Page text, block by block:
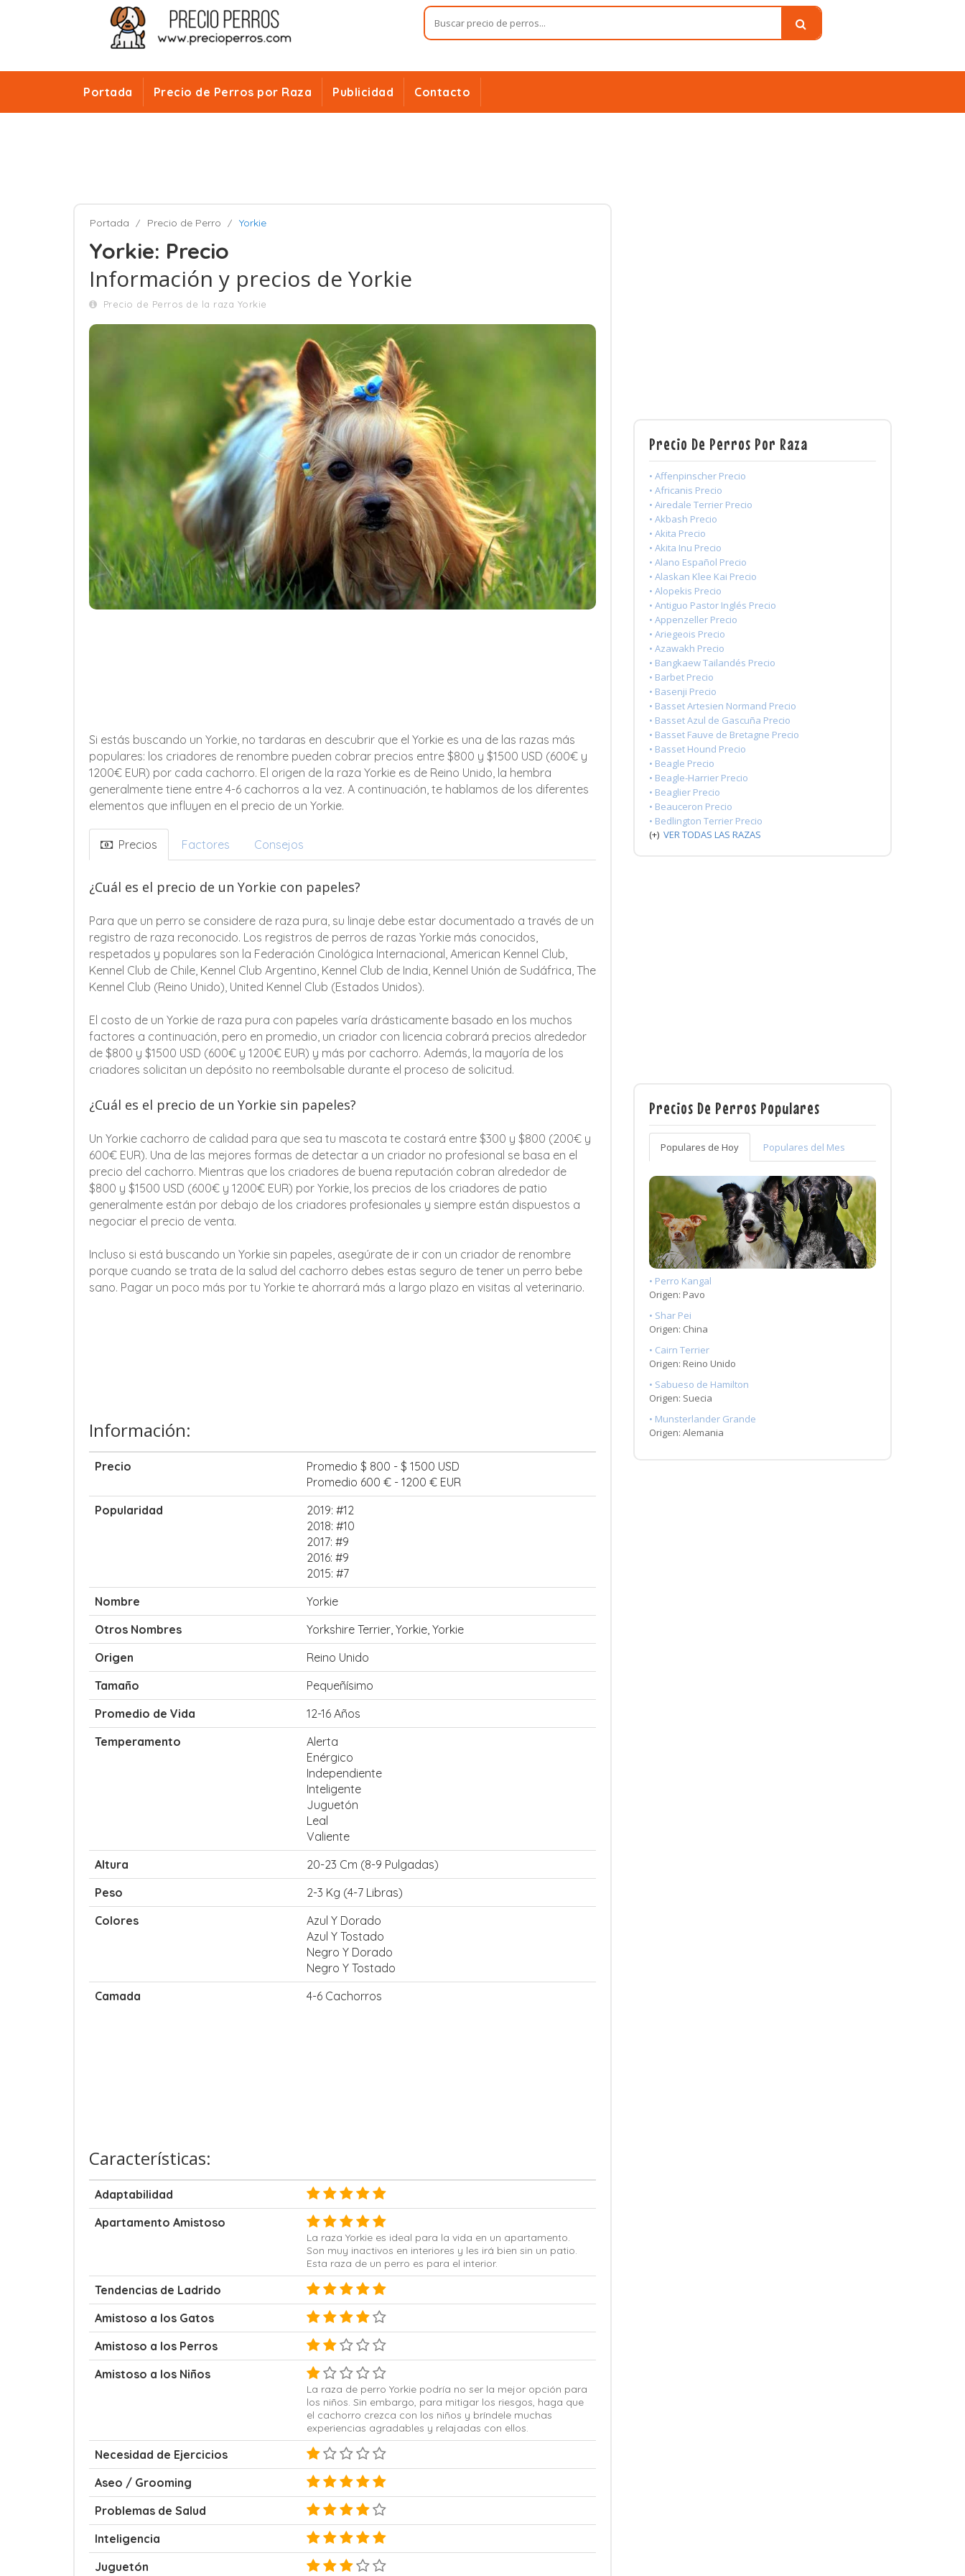
Portada Precio de Perros por Raza Publicidad Contacto
Portada Precio de Perro Yorkie
Yorkie: Precio
Información y precios de Yorkie
Precio de Perros de la raza Yorkie
Si estás buscando un Yorkie, no tardaras en descubrir que el Yorkie es una de las razas más
populares: los criadores de renombre pueden cobrar precios entre $800 y $1500 USD (600€ y
1200€ EUR) por cada cachorro. El origen de la raza Yorkie es de Reino Unido, la hembra
generalmente tiene entre 4-6 cachorros a la vez. A continuación, te hablamos de los diferentes
elementos que influyen en el precio de un Yorkie.
Precios Factores Consejos
¿Cuál es el precio de un Yorkie con papeles?
Para que un perro se considere de raza pura, su linaje debe estar documentado a través de un
registro de raza reconocido. Los registros de perros de razas Yorkie más conocidos,
respetados y populares son la Federación Cinológica Internacional, American Kennel Club,
Kennel Club de Chile, Kennel Club Argentino, Kennel Club de India, Kennel Unión de Sudáfrica, The
Kennel Club (Reino Unido), United Kennel Club (Estados Unidos).
El costo de un Yorkie de raza pura con papeles varía drásticamente basado en los muchos
factores a continuación, pero en promedio, un criador con licencia cobrará precios alrededor
de $800 y $1500 USD (600€ y 1200€ EUR) y más por cachorro. Además, la mayoría de los
criadores solicitan un depósito no reembolsable durante el proceso de solicitud.
¿Cuál es el precio de un Yorkie sin papeles?
Un Yorkie cachorro de calidad para que sea tu mascota te costará entre $300 y $800 (200€ y
600€ EUR). Una de las mejores formas de detectar a un criador no profesional se basa en el
precio del cachorro. Mientras que los criadores de buena reputación cobran alrededor de
$800 y $1500 USD (600€ y 1200€ EUR) por Yorkie, los precios de los criadores de patio
generalmente están por debajo de los criadores profesionales y siempre están dispuestos a
negociar el precio de venta.
Incluso si está buscando un Yorkie sin papeles, asegúrate de ir con un criador de renombre
porque cuando se trata de la salud del cachorro debes estas seguro de tener un perro bebe
sano. Pagar un poco más por tu Yorkie te ahorrará más a largo plazo en visitas al veterinario.
Información:
Precio
Promedio $ 800 - $ 1500 USD
Promedio 600 € - 1200 € EUR
Popularidad
2019: #12
2018: #10
2017: #9
2016: #9
2015: #7
Nombre
Yorkie
Otros Nombres
Yorkshire Terrier, Yorkie, Yorkie
Origen
Reino Unido
Tamaño
Pequeñísimo
Promedio de Vida
12-16 Años
Temperamento
Alerta
Enérgico
Independiente
Inteligente
Juguetón
Leal
Valiente
Altura
20-23 Cm (8-9 Pulgadas)
Peso
2-3 Kg (4-7 Libras)
Colores
Azul Y Dorado
Azul Y Tostado
Negro Y Dorado
Negro Y Tostado
Camada
4-6 Cachorros
Características:
Adaptabilidad
Apartamento Amistoso
La raza Yorkie es ideal para la vida en un apartamento.
Son muy inactivos en interiores y les irá bien sin un patio.
Esta raza de un perro es para el interior.
Tendencias de Ladrido
Amistoso a los Gatos
Amistoso a los Perros
Amistoso a los Niños
La raza de perro Yorkie podría no ser la mejor opción para
los niños. Sin embargo, para mitigar los riesgos, haga que
el cachorro crezca con los niños y bríndele muchas
experiencias agradables y relajadas con ellos.
Necesidad de Ejercicios
Aseo / Grooming
Problemas de Salud
Inteligencia
Juguetón
Precio De Perros Por Raza
• Affenpinscher Precio
• Africanis Precio
• Airedale Terrier Precio
• Akbash Precio
• Akita Precio
• Akita Inu Precio
• Alano Español Precio
• Alaskan Klee Kai Precio
• Alopekis Precio
• Antiguo Pastor Inglés Precio
• Appenzeller Precio
• Ariegeois Precio
• Azawakh Precio
• Bangkaew Tailandés Precio
• Barbet Precio
• Basenji Precio
• Basset Artesien Normand Precio
• Basset Azul de Gascuña Precio
• Basset Fauve de Bretagne Precio
• Basset Hound Precio
• Beagle Precio
• Beagle-Harrier Precio
• Beaglier Precio
• Beauceron Precio
• Bedlington Terrier Precio
(+) VER TODAS LAS RAZAS
Precios De Perros Populares
Populares de Hoy Populares del Mes
• Perro Kangal
Origen: Pavo
• Shar Pei
Origen: China
• Cairn Terrier
Origen: Reino Unido
• Sabueso de Hamilton
Origen: Suecia
• Munsterlander Grande
Origen: Alemania